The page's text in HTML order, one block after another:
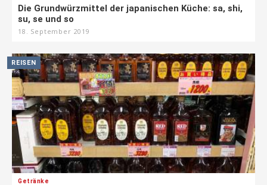
Die Grundwürzmittel der japanischen Küche: sa, shi,
su, se und so
18. September 2019
REISEN
Getränke